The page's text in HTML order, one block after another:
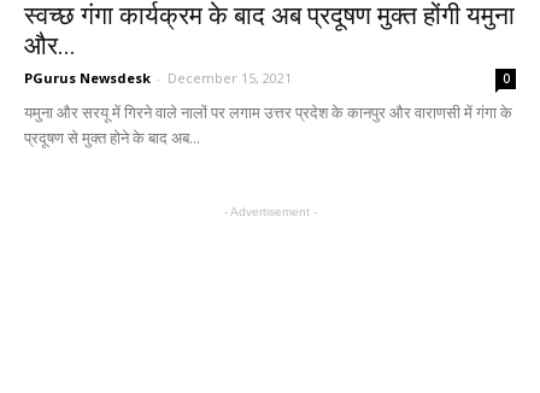
स्वच्छ गंगा कार्यक्रम के बाद अब प्रदूषण मुक्त होंगी यमुना
और...
PGurus Newsdesk - December 15, 2021 0
यमुना और सरयू में गिरने वाले नालों पर लगाम उत्तर प्रदेश के कानपुर और वाराणसी में गंगा के
प्रदूषण से मुक्त होने के बाद अब...
- Advertisement -